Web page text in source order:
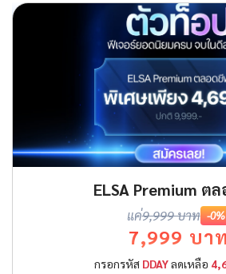
ELSA Premium ต
แค่9,999 บาท -0%
7,999 บาท
กรอกรหัส DDAYลดเหลือ